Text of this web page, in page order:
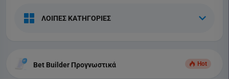
ΛΟΙΠΕΣ ΚΑΤΗΓΟΡΙΕΣ
Bet Builder Προγνωστικά Hot